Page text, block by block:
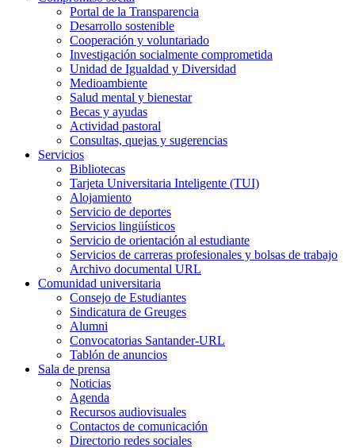
Portal de la Transparencia
Desarrollo sostenible
Cooperación y voluntariado
Investigación socialmente comprometida
Unidad de Igualdad y Diversidad
Medioambiente
Salud mental y bienestar
Becas y ayudas
Actividad pastoral
Consultas, quejas y sugerencias
Servicios
Bibliotecas
Tarjeta Universitaria Inteligente (TUI)
Alojamiento
Servicio de deportes
Servicios lingüísticos
Servicio de orientación al estudiante
Servicios de carreras profesionales y bolsas de trabajo
Archivo documental URL
Comunidad universitaria
Consejo de Estudiantes
Sindicatura de Greuges
Alumni
Convocatorias Santander-URL
Tablón de anuncios
Sala de prensa
Noticias
Agenda
Recursos audiovisuales
Contactos de comunicación
Directorio redes sociales